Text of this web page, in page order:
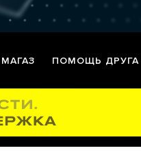
МАГАЗ ПОМОЩЬ ДРУГА